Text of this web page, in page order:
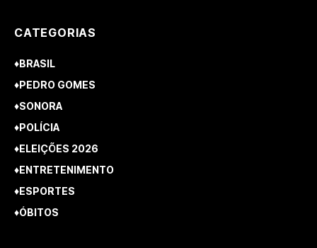
CATEGORIAS
♦BRASIL
♦PEDRO GOMES
♦SONORA
♦POLÍCIA
♦ELEIÇÕES 2026
♦ENTRETENIMENTO
♦ESPORTES
♦ÓBITOS